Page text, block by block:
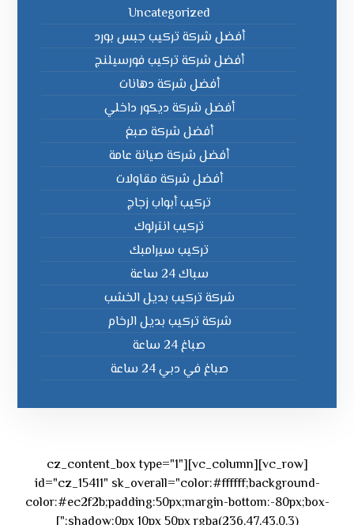
Uncategorized
أفضل شركة تركيب جبس بورد
أفضل شركة تركيب فورسيلنج
أفضل شركة دهانات
أفضل شركة ديكور داخلي
أفضل شركة صبغ
أفضل شركة صيانة عامة
أفضل شركة مقاولات
تركيب أبواب زجاج
تركيب انترلوك
تركيب سيرامبك
سباك 24 ساعة
شركة تركيب بديل الخشب
شركة تركيب بديل الرخام
صباغ 24 ساعة
صباغ في دبي 24 ساعة
[vc_row][vc_column][cz_content_box type="1"
id="cz_15411" sk_overall="color:#ffffff;background-
color:#ec2f2b;padding:50px;margin-bottom:-80px;box-